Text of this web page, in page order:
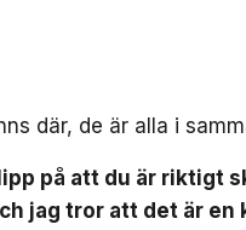
där, de är alla i
på att du är riktigt
jag tror att det är en